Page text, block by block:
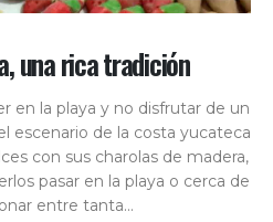
una rica tradición
en la playa y no disfrutar de un
escenario de la costa yucateca
con sus charolas de madera,
pasar en la playa o cerca de
entre tanta...